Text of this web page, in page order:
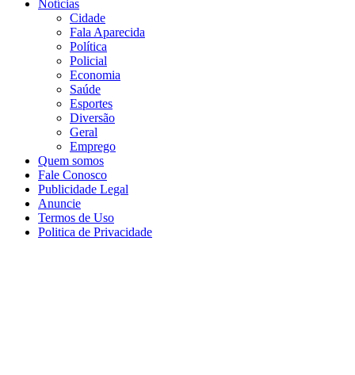
Notícias
Cidade
Fala Aparecida
Política
Policial
Economia
Saúde
Esportes
Diversão
Geral
Emprego
Quem somos
Fale Conosco
Publicidade Legal
Anuncie
Termos de Uso
Politica de Privacidade